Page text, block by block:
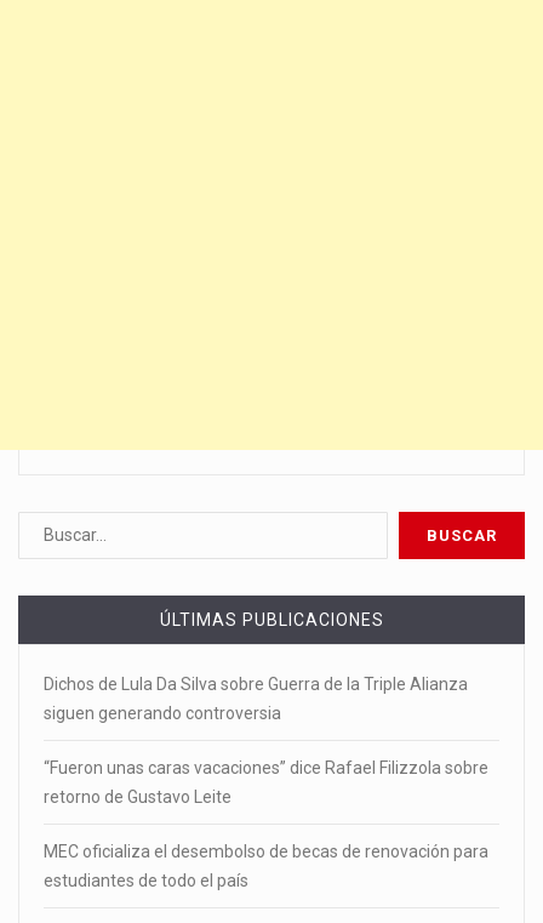
ÚLTIMAS PUBLICACIONES
Dichos de Lula Da Silva sobre Guerra de la Triple Alianza
siguen generando controversia
“Fueron unas caras vacaciones” dice Rafael Filizzola sobre
retorno de Gustavo Leite
MEC oficializa el desembolso de becas de renovación para
estudiantes de todo el país